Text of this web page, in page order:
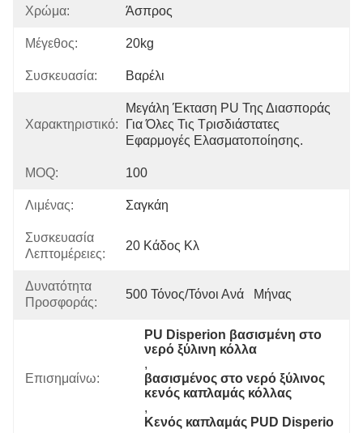
Χρώμα: Άσπρος
Μέγεθος: 20kg
Συσκευασία: Βαρέλι
Χαρακτηριστικό:
Μεγάλη Έκταση PU Της Διασποράς
Για Όλες Τις Τρισδιάστατες
Εφαρμογές Ελασματοποίησης.
MOQ: 100
Λιμένας: Σαγκάη
Συσκευασία
Λεπτομέρειες:
20 Κάδος Κλ
Δυνατότητα
Προσφοράς:
500 Τόνος/τόνοι Ανά   Μήνας
Επισημαίνω:
PU Disperion βασισμένη στο
νερό ξύλινη κόλλα
,
βασισμένος στο νερό ξύλινος
κενός καπλαμάς κόλλας
,
Κενός καπλαμάς PUD Disperio